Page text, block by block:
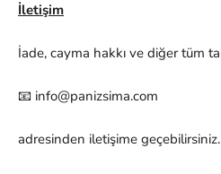
İletişim
İade, cayma hakkı ve diğer tüm
📧 info@panizsima.com
adresinden iletişime geçebilirsiniz.